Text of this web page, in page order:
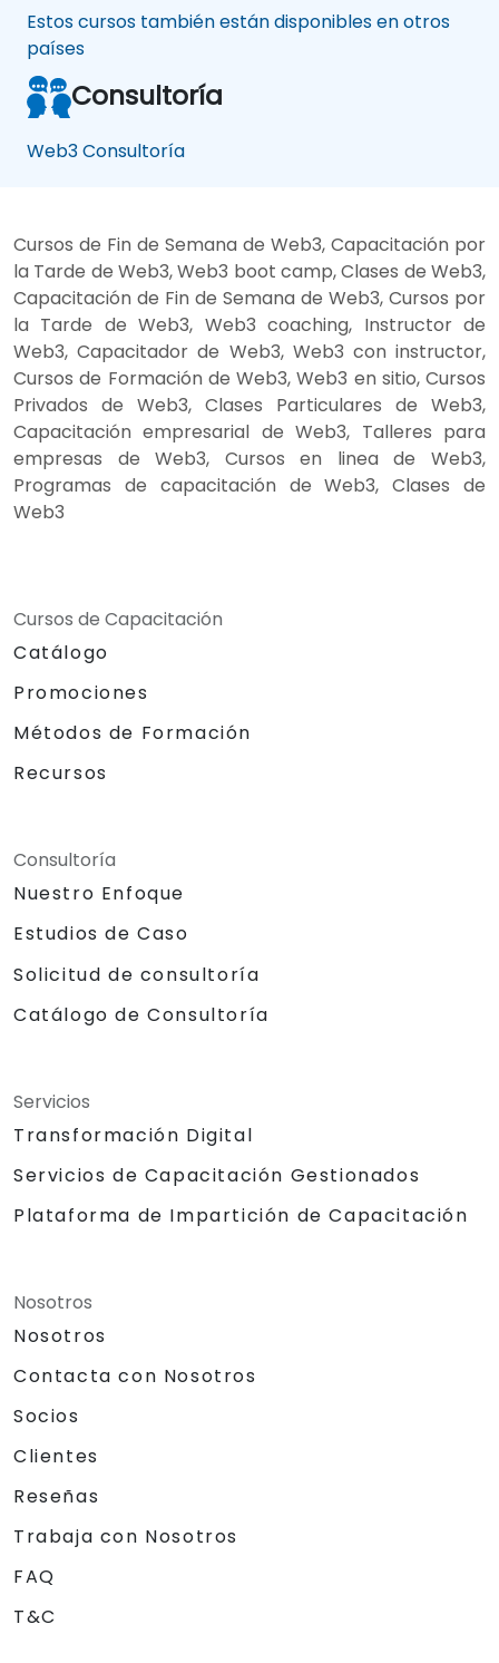
Estos cursos también están disponibles en otros
países
Consultoría
Web3 Consultoría
Cursos de Fin de Semana de Web3, Capacitación por
la Tarde de Web3, Web3 boot camp, Clases de Web3,
Capacitación de Fin de Semana de Web3, Cursos por
la Tarde de Web3, Web3 coaching, Instructor de
Web3, Capacitador de Web3, Web3 con instructor,
Cursos de Formación de Web3, Web3 en sitio, Cursos
Privados de Web3, Clases Particulares de Web3,
Capacitación empresarial de Web3, Talleres para
empresas de Web3, Cursos en linea de Web3,
Programas de capacitación de Web3, Clases de
Web3
Cursos de Capacitación
Catálogo
Promociones
Métodos de Formación
Recursos
Consultoría
Nuestro Enfoque
Estudios de Caso
Solicitud de consultoría
Catálogo de Consultoría
Servicios
Transformación Digital
Servicios de Capacitación Gestionados
Plataforma de Impartición de Capacitación
Nosotros
Nosotros
Contacta con Nosotros
Socios
Clientes
Reseñas
Trabaja con Nosotros
FAQ
T&C